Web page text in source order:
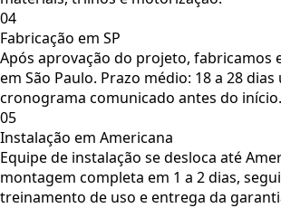
04
Fabricação em SP
Após aprovação do projeto, fabricamos
em São Paulo. Prazo médio: 18 a 28 dias
cronograma comunicado antes do início.
05
Instalação em Americana
Equipe de instalação se desloca até
montagem completa em 1 a 2 dias,
treinamento de uso e entrega da